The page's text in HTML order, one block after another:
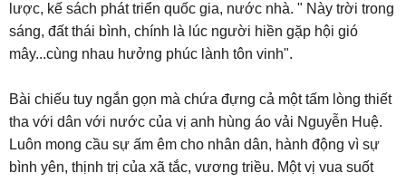
lược, kế sách phát triển quốc gia, nước nhà. " Này trời trong
sáng, đất thái bình, chính là lúc người hiền gặp hội gió
mây...cùng nhau hưởng phúc lành tôn vinh".
Bài chiếu tuy ngắn gọn mà chứa đựng cả một tấm lòng thiết
tha với dân với nước của vị anh hùng áo vải Nguyễn Huệ.
Luôn mong cầu sự ấm êm cho nhân dân, hành động vì sự
bình yên, thịnh trị của xã tắc, vương triều. Một vị vua suốt